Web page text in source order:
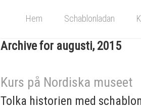
Hem Schablonladan
Archive for augusti, 2015
Kurs på Nordiska museet
Tolka historien med